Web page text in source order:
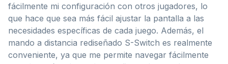
fácilmente mi configuración con otros jugadores, lo
que hace que sea más fácil ajustar la pantalla a las
necesidades específicas de cada juego. Además, el
mando a distancia rediseñado S-Switch es realmente
conveniente, ya que me permite navegar fácilmente